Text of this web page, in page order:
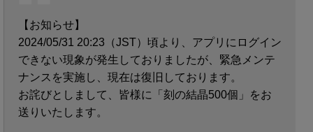
【お知らせ】
2024/05/31 20:23（JST）頃より、アプリにログイン
できない現象が発生しておりましたが、緊急メンテ
ナンスを実施し、現在は復旧しております。
お詫びとしまして、皆様に「刻の結晶500個」をお
送りいたします。